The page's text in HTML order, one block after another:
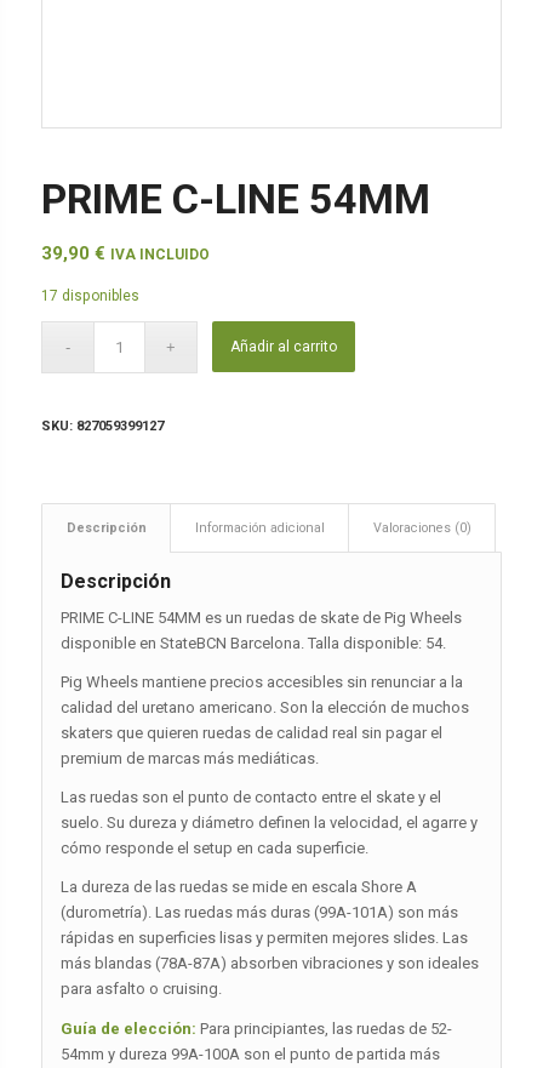
PRIME C-LINE 54MM
39,90 € IVA INCLUIDO
17 disponibles
Añadir al carrito
SKU: 827059399127
Descripción Información adicional Valoraciones (0)
Descripción
PRIME C-LINE 54MM es un ruedas de skate de Pig Wheels
disponible en StateBCN Barcelona. Talla disponible: 54.
Pig Wheels mantiene precios accesibles sin renunciar a la
calidad del uretano americano. Son la elección de muchos
skaters que quieren ruedas de calidad real sin pagar el
premium de marcas más mediáticas.
Las ruedas son el punto de contacto entre el skate y el
suelo. Su dureza y diámetro definen la velocidad, el agarre y
cómo responde el setup en cada superficie.
La dureza de las ruedas se mide en escala Shore A
(durometría). Las ruedas más duras (99A-101A) son más
rápidas en superficies lisas y permiten mejores slides. Las
más blandas (78A-87A) absorben vibraciones y son ideales
para asfalto o cruising.
Guía de elección: Para principiantes, las ruedas de 52-
54mm y dureza 99A-100A son el punto de partida más